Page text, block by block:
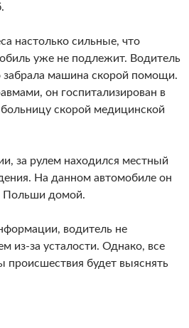
настолько сильные, что
уже не подлежит. Водитель
забрала машина скорой помощи.
он госпитализирован в
скорой медицинской
за рулем находился местный
На данном автомобиле он
Польши домой.
водитель не
из-за усталости. Однако, все
происшествия будет выяснять